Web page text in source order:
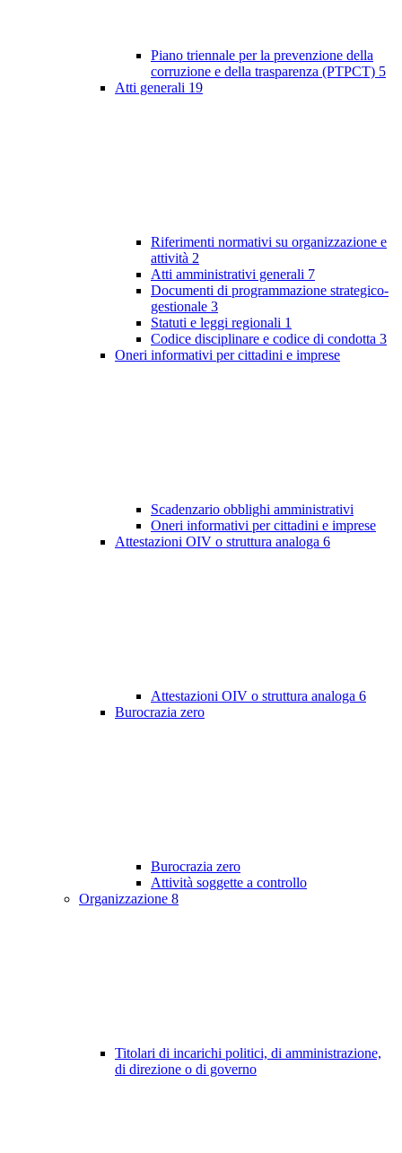
Piano triennale per la prevenzione della
corruzione e della trasparenza (PTPCT) 5
Atti generali 19
Riferimenti normativi su organizzazione e
attività 2
Atti amministrativi generali 7
Documenti di programmazione strategico-
gestionale 3
Statuti e leggi regionali 1
Codice disciplinare e codice di condotta 3
Oneri informativi per cittadini e imprese
Scadenzario obblighi amministrativi
Oneri informativi per cittadini e imprese
Attestazioni OIV o struttura analoga 6
Attestazioni OIV o struttura analoga 6
Burocrazia zero
Burocrazia zero
Attività soggette a controllo
Organizzazione 8
Titolari di incarichi politici, di amministrazione,
di direzione o di governo